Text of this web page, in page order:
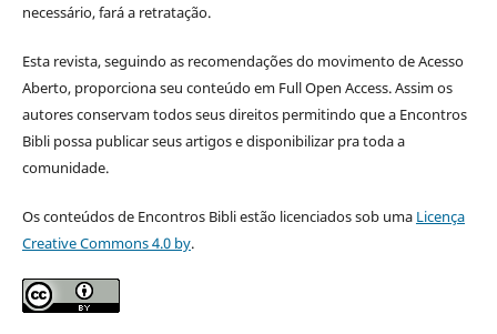
necessário, fará a retratação.
Esta revista, seguindo as recomendações do movimento de Acesso
Aberto, proporciona seu conteúdo em Full Open Access. Assim os
autores conservam todos seus direitos permitindo que a Encontros
Bibli possa publicar seus artigos e disponibilizar pra toda a
comunidade.
Os conteúdos de Encontros Bibli estão licenciados sob uma Licença
Creative Commons 4.0 by.